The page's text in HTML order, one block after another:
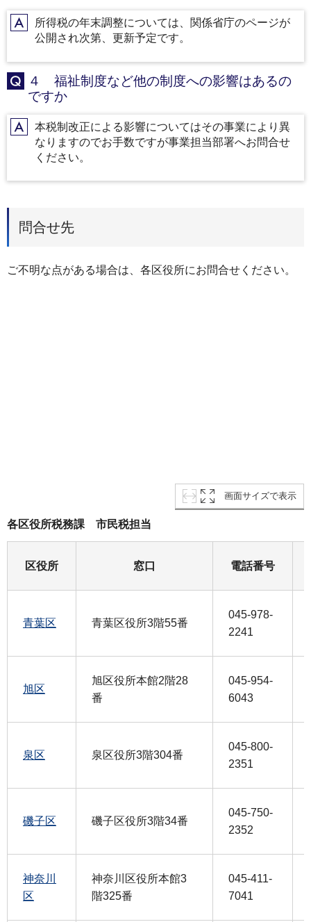
A所得税の年末調整については、関係省庁のページが
公開され次第、更新予定です。
Q
４ 福祉制度など他の制度への影響はあるの
ですか
A本税制改正による影響についてはその事業により異
なりますのでお手数ですが事業担当部署へお問合せ
ください。
問合せ先
ご不明な点がある場合は、各区役所にお問合せください。
画面サイズで表示
各区役所税務課 市民税担当
区役所 窓口 電話番号
青葉区 青葉区役所3階55番
045-978-
2241
旭区
旭区役所本館2階28
番
045-954-
6043
泉区 泉区役所3階304番
045-800-
2351
磯子区 磯子区役所3階34番
045-750-
2352
神奈川
区
神奈川区役所本館3
階325番
045-411-
7041